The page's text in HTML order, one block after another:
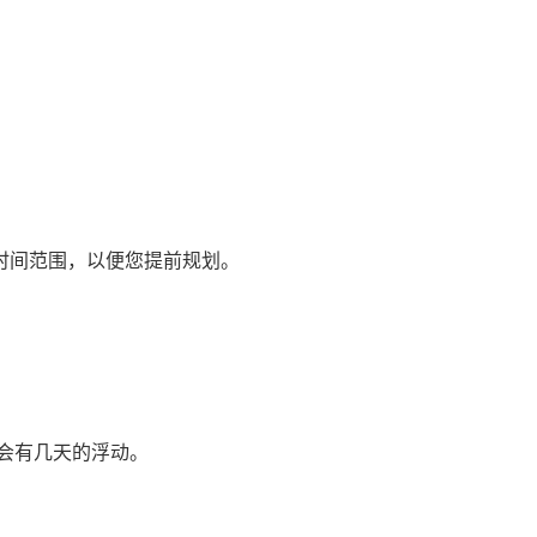
范围，以便您提前规划。
几天的浮动。